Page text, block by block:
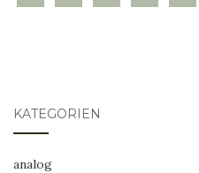
KATEGORIEN
analog